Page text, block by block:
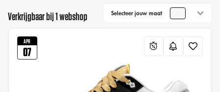
Verkrijgbaar bij 1 webshop Selecteer jouw maat
APR
07